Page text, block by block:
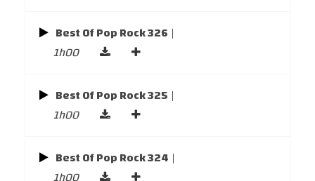
Best Of Pop Rock 326 |
1h00
Best Of Pop Rock 325 |
1h00
Best Of Pop Rock 324 |